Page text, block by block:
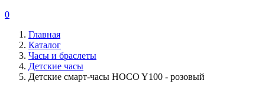
0
Главная
Каталог
Часы и браслеты
Детские часы
Детские смарт-часы HOCO Y100 - розовый